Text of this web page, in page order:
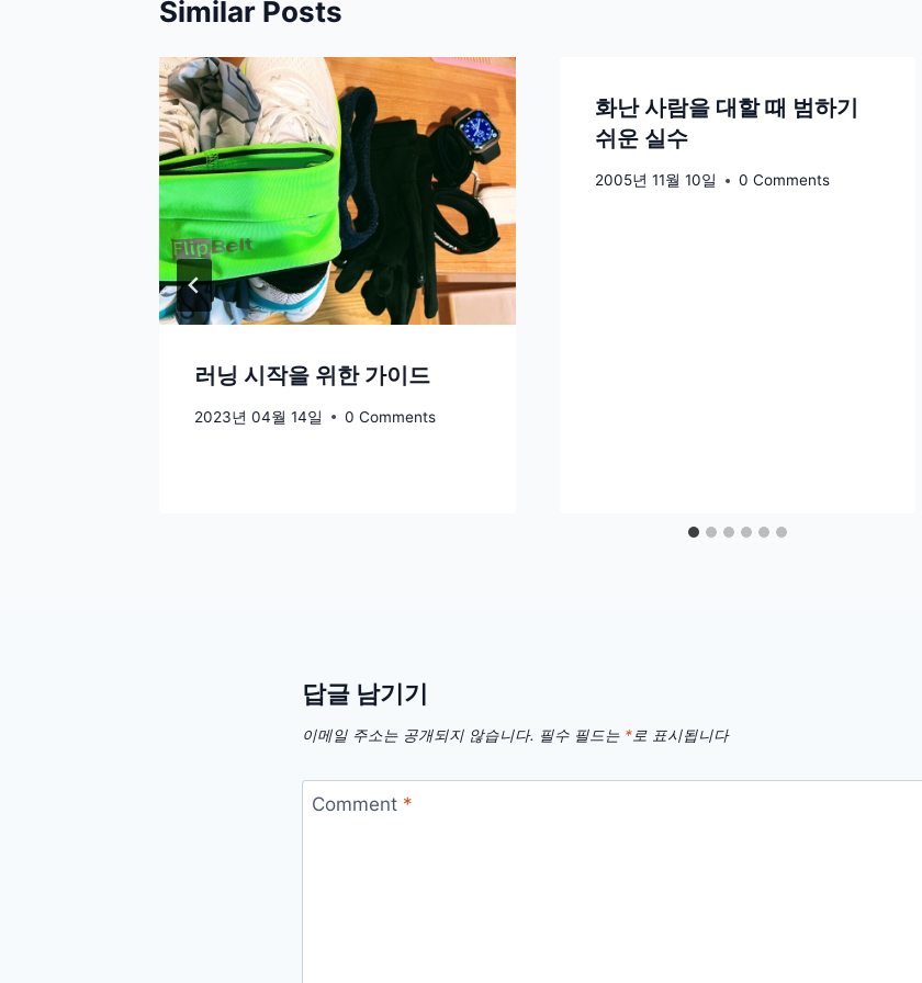
Similar Posts
러닝 시작을 위한 가이드
2023년 04월 14일 0 Comments
화난 사람을 대할 때 범하기
쉬운 실수
2005년 11월 10일 0 Comments
답글 남기기
이메일 주소는 공개되지 않습니다. 필수 필드는 *로 표시됩니다
Comment *